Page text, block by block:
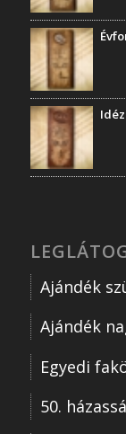
Ajándék
Ajándék
Egyedi
50.